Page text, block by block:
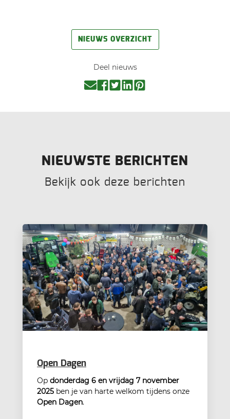
NIEUWS OVERZICHT
Deel nieuws
NIEUWSTE BERICHTEN
Bekijk ook deze berichten
Open Dagen
Op donderdag 6 en vrijdag 7 november
2025 ben je van harte welkom tijdens onze
Open Dagen.